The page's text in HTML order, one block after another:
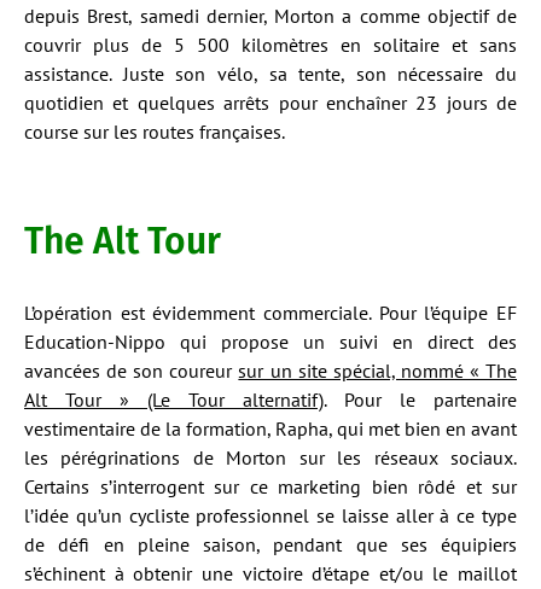
depuis Brest, samedi dernier, Morton a comme objectif de
couvrir plus de 5 500 kilomètres en solitaire et sans
assistance. Juste son vélo, sa tente, son nécessaire du
quotidien et quelques arrêts pour enchaîner 23 jours de
course sur les routes françaises.
The Alt Tour
L’opération est évidemment commerciale. Pour l’équipe EF
Education-Nippo qui propose un suivi en direct des
avancées de son coureursur un site spécial, nommé « The
Alt Tour » (Le Tour alternatif). Pour le partenaire
vestimentaire de la formation, Rapha, qui met bien en avant
les pérégrinations de Morton sur les réseaux sociaux.
Certains s’interrogent sur ce marketing bien rôdé et sur
l’idée qu’un cycliste professionnel se laisse aller à ce type
de défi en pleine saison, pendant que ses équipiers
s’échinent à obtenir une victoire d’étape et/ou le maillot